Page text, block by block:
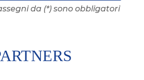
da (*) sono obbligatori